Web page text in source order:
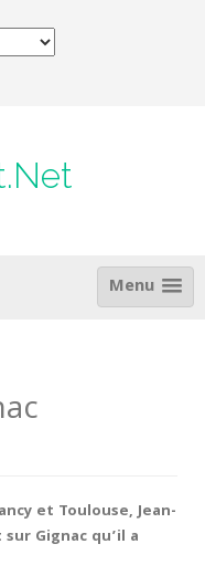
Menu
et Toulouse, Jean-
Gignac qu’il a